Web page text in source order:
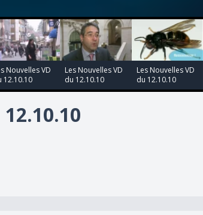
Nouvelles VD
12.10.10
Les Nouvelles VD
du 12.10.10
Les Nouvelles VD
du 12.10.10
12.10.10